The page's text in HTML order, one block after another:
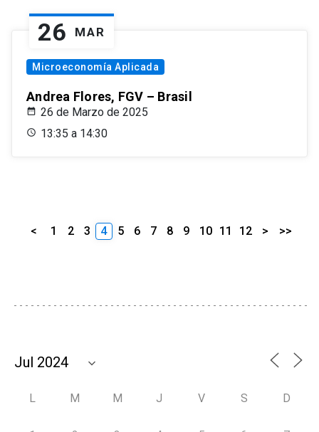
26 MAR
Microeconomía Aplicada
Andrea Flores, FGV – Brasil
26 de Marzo de 2025
13:35 a 14:30
< 1 2 3 4 5 6 7 8 9 10 11 12 > >>
L M M J V S D